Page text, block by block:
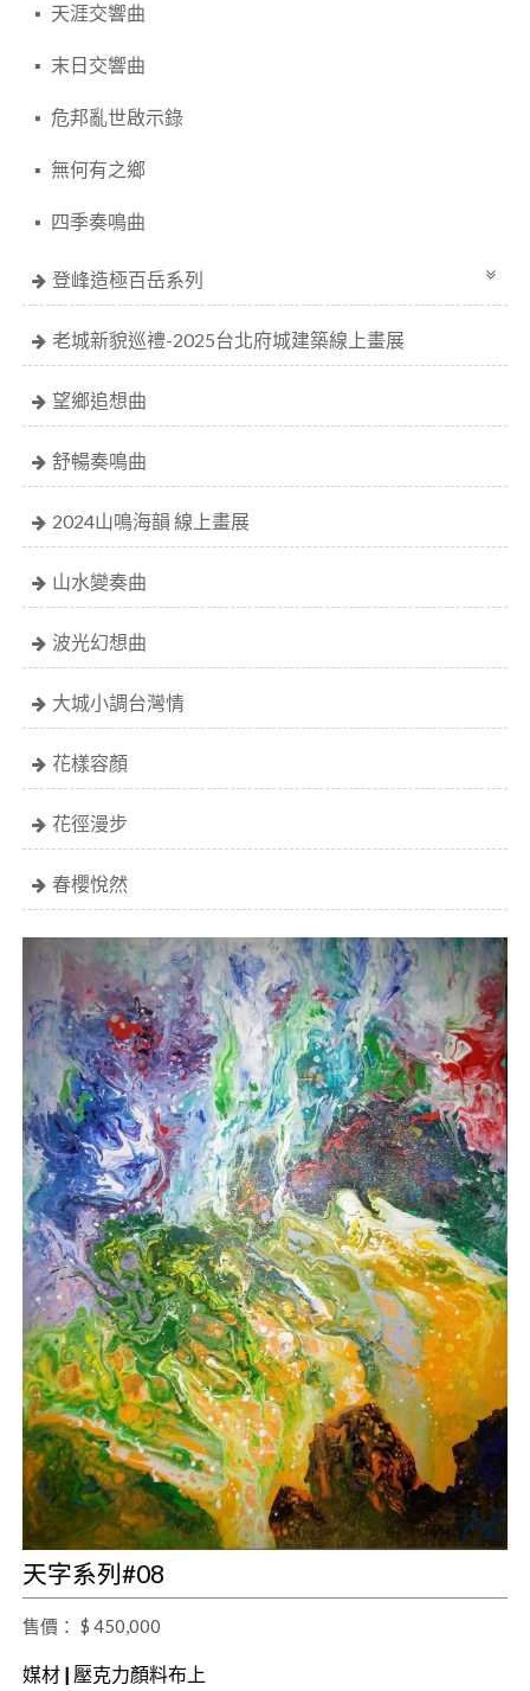
天涯交響曲
末日交響曲
危邦亂世啟示錄
無何有之鄉
四季奏鳴曲
登峰造極百岳系列
老城新貌巡禮-2025台北府城建築線上畫展
望鄉追想曲
舒暢奏鳴曲
2024山鳴海韻 線上畫展
山水變奏曲
波光幻想曲
大城小調台灣情
花樣容顏
花徑漫步
春櫻悅然
天字系列#08
售價： $ 450,000
媒材| 壓克力顏料布上